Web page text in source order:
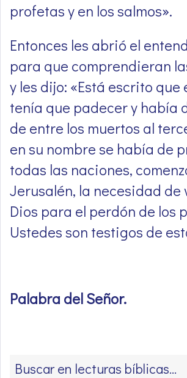
profetas y en los salmos».
Entonces les abrió el
para que comprendieran
y les dijo: «Está escrito que
tenía que padecer y había
de entre los muertos al
en su nombre se había de
todas las naciones,
Jerusalén, la necesidad de
Dios para el perdón de los
Ustedes son testigos de
Palabra del Señor.